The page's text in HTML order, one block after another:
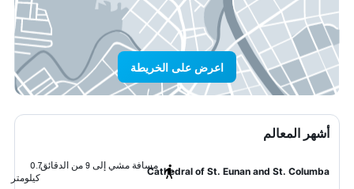
اعرض على الخريطة
أشهر المعالم
Cathedral of St. Eunan and St. Columba
مسافة مشي إلى 9 من الدقائق
0.7
كيلومتر